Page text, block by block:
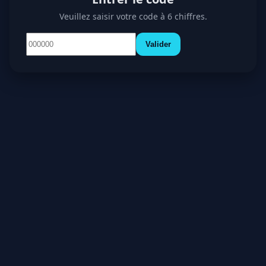
Veuillez saisir votre code à 6 chiffres.
Valider